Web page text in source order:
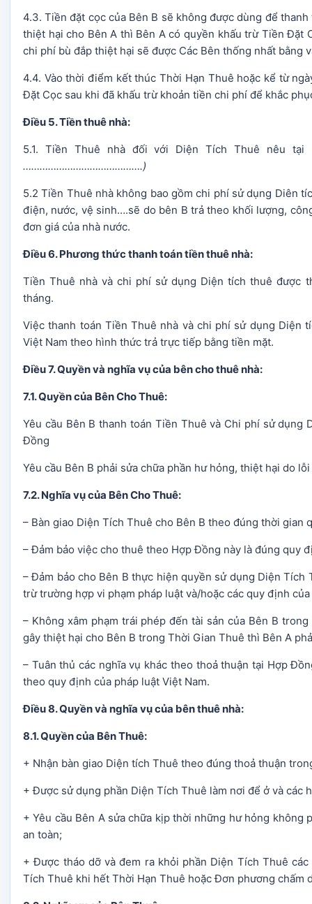
4.3. Tiền đặt cọc của Bên B sẽ không được dùng để
thiệt hại cho Bên A thì Bên A có quyền khấu trừ Tiền Đặt
chi phí bù đắp thiệt hại sẽ được Các Bên thống nhất bằng
4.4. Vào thời điểm kết thúc Thời Hạn Thuê hoặc kể từ
Đặt Cọc sau khi đã khấu trừ khoản tiền chi phí để khắc
Điều 5. Tiền thuê nhà:
5.1. Tiền Thuê nhà đối với Diện Tích Thuê nêu tại
…………………………………….)
5.2 Tiền Thuê nhà không bao gồm chi phí sử dụng Diên
điện, nước, vệ sinh….sẽ do bên B trả theo khối lượng,
đơn giá của nhà nước.
Điều 6. Phương thức thanh toán tiền thuê nhà:
Tiền Thuê nhà và chi phí sử dụng Diện tích thuê được
tháng.
Việc thanh toán Tiền Thuê nhà và chi phí sử dụng
Việt Nam theo hình thức trả trực tiếp bằng tiền mặt.
Điều 7. Quyền và nghĩa vụ của bên cho thuê nhà:
7.1. Quyền của Bên Cho Thuê:
Yêu cầu Bên B thanh toán Tiền Thuê và Chi phí sử
Đồng
Yêu cầu Bên B phải sửa chữa phần hư hỏng, thiệt hại do
7.2. Nghĩa vụ của Bên Cho Thuê:
– Bàn giao Diện Tích Thuê cho Bên B theo đúng thời gian
– Đảm bảo việc cho thuê theo Hợp Đồng này là đúng quy
– Đảm bảo cho Bên B thực hiện quyền sử dụng Diện
trừ trường hợp vi phạm pháp luật và/hoặc các quy định
– Không xâm phạm trái phép đến tài sản của Bên B
gây thiệt hại cho Bên B trong Thời Gian Thuê thì Bên A
– Tuân thủ các nghĩa vụ khác theo thoả thuận tại Hợp
theo quy định của pháp luật Việt Nam.
Điều 8. Quyền và nghĩa vụ của bên thuê nhà:
8.1. Quyền của Bên Thuê:
+ Nhận bàn giao Diện tích Thuê theo đúng thoả thuận
+ Được sử dụng phần Diện Tích Thuê làm nơi để ở và các
+ Yêu cầu Bên A sửa chữa kịp thời những hư hỏng
an toàn;
+ Được tháo dỡ và đem ra khỏi phần Diện Tích Thuê
Tích Thuê khi hết Thời Hạn Thuê hoặc Đơn phương chấm